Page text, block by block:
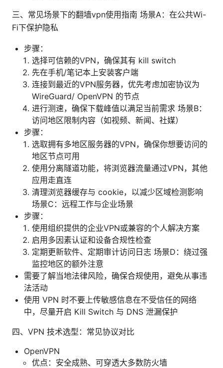
三、常见场景下的翻墙vpn使用指南 场景A：在公共Wi-
Fi下保护隐私
步骤：
选择可信赖的VPN，确保其有 kill switch
先在手机/笔记本上安装客户端
连接到最近的VPN服务器，优先考虑加密协议为
WireGuard/ OpenVPN 的节点
进行测速，确保下载峰值以满足当前需求 场景B：
访问地区限制内容（如视频、新闻、社媒）
步骤：
选取拥有多地区服务器的VPN，确保你想要访问的
地区节点可用
使用分离隧道功能，将浏览器流量通过VPN，其他
应用走直连
清理浏览器缓存与 cookie，以减少区域检测影响
场景C：远程工作与企业场景
步骤：
使用组织提供的企业VPN或兼容的个人解决方案
启用多因素认证和设备合规性检查
定期更新软件、定期审计访问日志 场景D：绕过强
监控地区的额外注意
需要了解当地法律风险，确保合规使用，避免从事违
法活动
使用 VPN 时不要上传敏感信息在不受信任的网络
中，尽量开启 Kill Switch 与 DNS 泄漏保护
四、VPN 技术选型：常见协议对比
OpenVPN
优点：安全成熟、可穿透大多数防火墙